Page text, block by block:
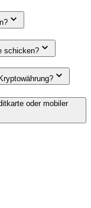
schicken?
oder mobiler